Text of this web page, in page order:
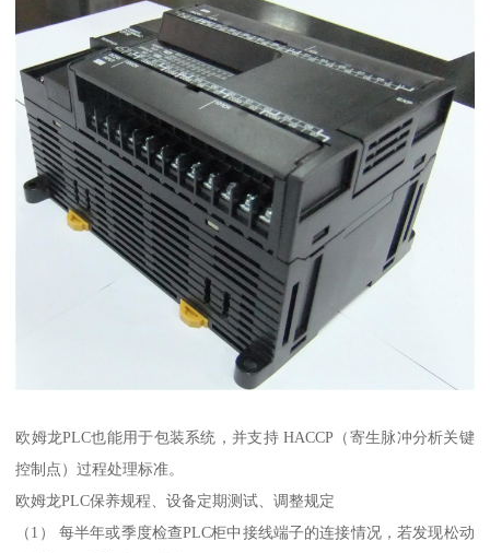
欧姆龙PLC也能用于包装系统，并支持 HACCP（寄生脉冲分析关键
控制点）过程处理标准。
欧姆龙PLC保养规程、设备定期测试、调整规定
（1） 每半年或季度检查PLC柜中接线端子的连接情况，若发现松动